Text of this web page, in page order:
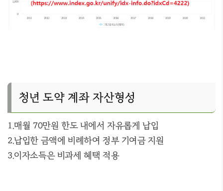
청년 도약 계좌 자산형성
1.매월 70만원 한도 내에서 자유롭게 납입
2.납입한 금액에 비례하여 정부 기여금 지원
3.이자소득은 비과세 혜택 적용